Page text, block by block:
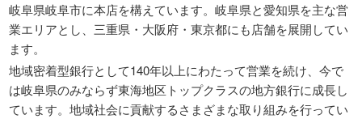
岐阜県岐阜市に本店を構えています。岐阜県と愛知県を主な営
業エリアとし、三重県・大阪府・東京都にも店舗を展開してい
ます。
地域密着型銀行として140年以上にわたって営業を続け、今で
は岐阜県のみならず東海地区トップクラスの地方銀行に成長し
ています。地域社会に貢献するさまざまな取り組みを行ってい